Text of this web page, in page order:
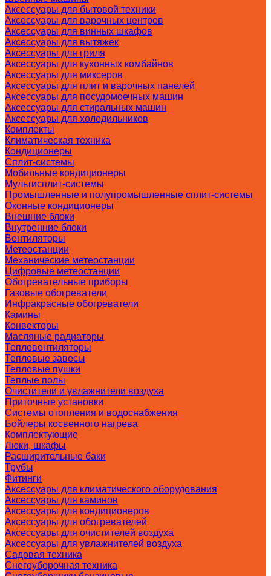
Аксессуары для бытовой техники
Аксессуары для варочных центров
Аксессуары для винных шкафов
Аксессуары для вытяжек
Аксессуары для гриля
Аксессуары для кухонных комбайнов
Аксессуары для миксеров
Аксессуары для плит и варочных панелей
Аксессуары для посудомоечных машин
Аксессуары для стиральных машин
Аксессуары для холодильников
Комплекты
Климатическая техника
Кондиционеры
Сплит-системы
Мобильные кондиционеры
Мультисплит-системы
Промышленные и полупромышленные сплит-системы
Оконные кондиционеры
Внешние блоки
Внутренние блоки
Вентиляторы
Метеостанции
Механические метеостанции
Цифровые метеостанции
Обогревательные приборы
Газовые обогреватели
Инфракрасные обогреватели
Камины
Конвекторы
Масляные радиаторы
Тепловентиляторы
Тепловые завесы
Тепловые пушки
Теплые полы
Очистители и увлажнители воздуха
Приточные установки
Системы отопления и водоснабжения
Бойлеры косвенного нагрева
Комплектующие
Люки, шкафы
Расширительные баки
Трубы
Фитинги
Аксессуары для климатического оборудования
Аксессуары для каминов
Аксессуары для кондиционеров
Аксессуары для обогревателей
Аксессуары для очистителей воздуха
Аксессуары для увлажнителей воздуха
Садовая техника
Снегоуборочная техника